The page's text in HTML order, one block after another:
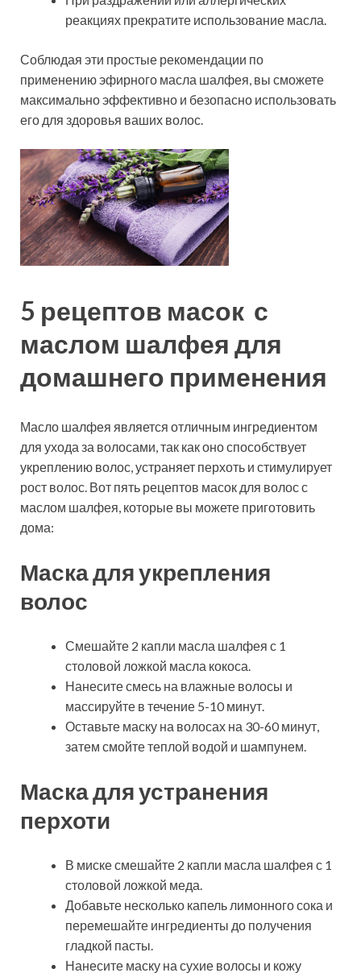
реакциях прекратите использование масла.
Соблюдая эти простые рекомендации по
применению эфирного масла шалфея, вы сможете
максимально эффективно и безопасно использовать
его для здоровья ваших волос.
5 рецептов масок с
маслом шалфея для
домашнего применения
Масло шалфея является отличным ингредиентом
для ухода за волосами, так как оно способствует
укреплению волос, устраняет перхоть и стимулирует
рост волос. Вот пять рецептов масок для волос с
маслом шалфея, которые вы можете приготовить
дома:
Маска для укрепления
волос
Смешайте 2 капли масла шалфея с 1
столовой ложкой масла кокоса.
Нанесите смесь на влажные волосы и
массируйте в течение 5-10 минут.
Оставьте маску на волосах на 30-60 минут,
затем смойте теплой водой и шампунем.
Маска для устранения
перхоти
В миске смешайте 2 капли масла шалфея с 1
столовой ложкой меда.
Добавьте несколько капель лимонного сока и
перемешайте ингредиенты до получения
гладкой пасты.
Нанесите маску на сухие волосы и кожу